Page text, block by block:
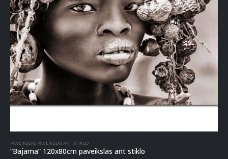
PAVEIKSLAI, PAVEIKSLAI ANT STIKLO
“Bajama” 120x80cm paveikslas ant stiklo